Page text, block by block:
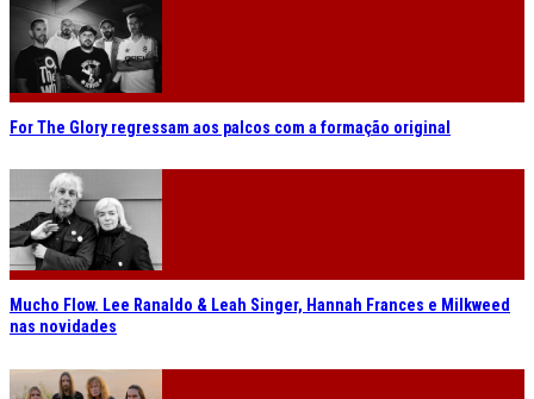
For The Glory regressam aos palcos com a formação original
Mucho Flow. Lee Ranaldo & Leah Singer, Hannah Frances e Milkweed
nas novidades